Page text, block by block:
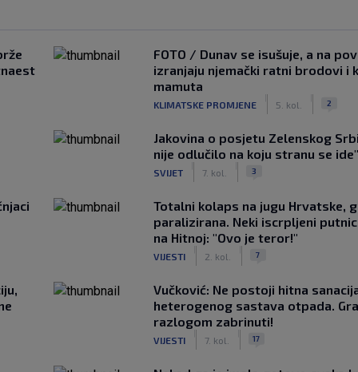
FOTO / Dunav se isušuje, a na
izranjaju njemački ratni brodovi i
mamuta
KLIMATSKE PROMJENE 5. kol. 2
Jakovina o posjetu Zelenskog
nije odlučilo na koju stranu se ide"
SVIJET 7. kol. 3
Totalni kolaps na jugu Hrvatske,
paralizirana. Neki iscrpljeni
na Hitnoj: "Ovo je teror!"
VIJESTI 2. kol. 7
Vučković: Ne postoji hitna
heterogenog sastava otpada.
razlogom zabrinuti!
VIJESTI 7. kol. 17